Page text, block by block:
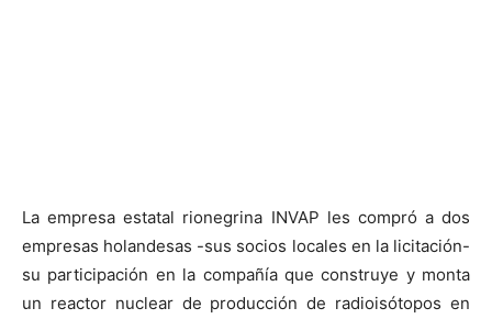
La empresa estatal rionegrina INVAP les compró a dos
empresas holandesas -sus socios locales en la licitación-
su participación en la compañía que construye y monta
un reactor nuclear de producción de radioisótopos en